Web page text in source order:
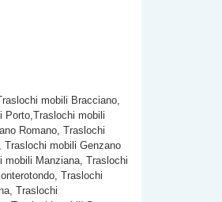
mobili Bracciano,
Porto,Traslochi mobili
Romano, Traslochi
mobili Genzano
mobili Manziana, Traslochi
Traslochi
Traslochi